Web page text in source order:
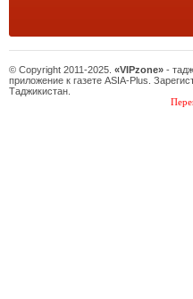
© Copyright 2011-2025. «VIPzone» -
приложение к газете ASIA-Plus.
Таджикистан.